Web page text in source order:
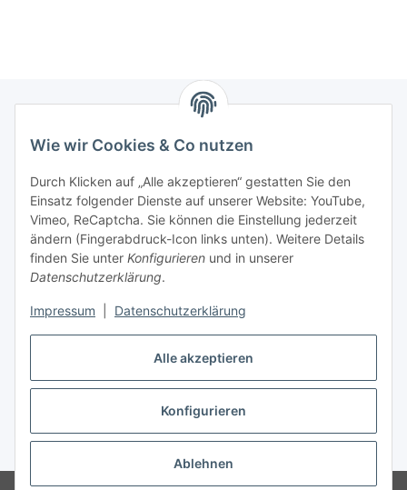
Alle akzeptieren
Konfigurieren
Ablehnen
Wie wir Cookies & Co nutzen
Durch Klicken auf „Alle akzeptieren“ gestatten Sie den
Einsatz folgender Dienste auf unserer Website: YouTube,
Vimeo, ReCaptcha. Sie können die Einstellung jederzeit
ändern (Fingerabdruck-Icon links unten). Weitere Details
finden Sie unter Konfigurieren und in unserer
Datenschutzerklärung.
Impressum Datenschutzerklärung
Zahlungsmöglichkeiten
Versandinformationen
Gesetzliche Informationen
Vertrag widerrufen
* Alle Preise inkl. gesetzlicher USt., zzgl.